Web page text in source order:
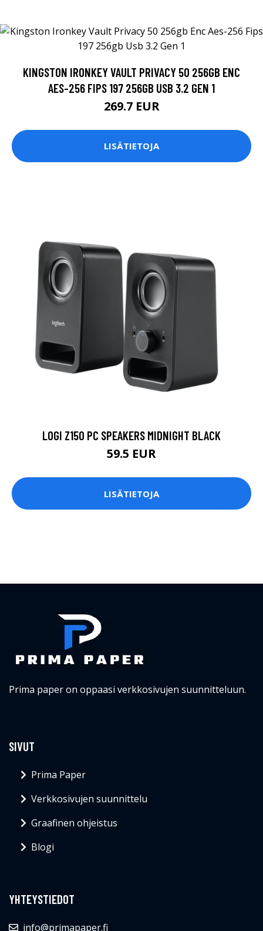
KINGSTON IRONKEY VAULT PRIVACY 50 256GB ENC
AES-256 FIPS 197 256GB USB 3.2 GEN 1
269.7 EUR
LISÄTIETOJA
LOGI Z150 PC SPEAKERS MIDNIGHT BLACK
59.5 EUR
LISÄTIETOJA
Prima paper on oppaasi verkkosivujen suunnitteluun.
SIVUT
Prima Paper
Verkkosivujen suunnittelu
Graafinen ohjeistus
Blogi
YHTEYSTIEDOT
info@primapaper.fi